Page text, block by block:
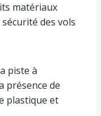
matériaux
des vols
piste à
présence de
plastique et